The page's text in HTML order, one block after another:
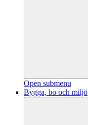
Open submenu
Bygga, bo och miljö